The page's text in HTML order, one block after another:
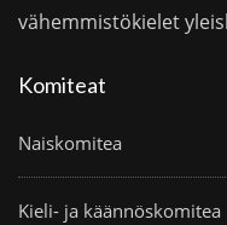
vähemmistökielet
Komiteat
Naiskomitea
Kieli- ja käännöskomitea